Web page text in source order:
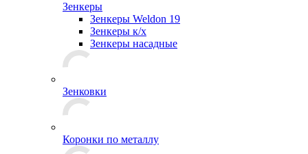
Зенкеры
Зенкеры Weldon 19
Зенкеры к/х
Зенкеры насадные
Зенковки
Коронки по металлу